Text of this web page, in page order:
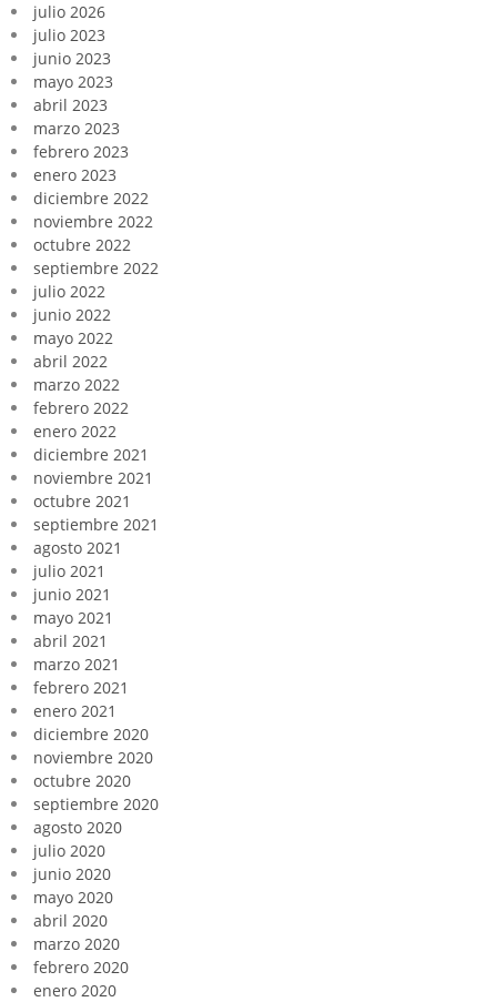
julio 2026
julio 2023
junio 2023
mayo 2023
abril 2023
marzo 2023
febrero 2023
enero 2023
diciembre 2022
noviembre 2022
octubre 2022
septiembre 2022
julio 2022
junio 2022
mayo 2022
abril 2022
marzo 2022
febrero 2022
enero 2022
diciembre 2021
noviembre 2021
octubre 2021
septiembre 2021
agosto 2021
julio 2021
junio 2021
mayo 2021
abril 2021
marzo 2021
febrero 2021
enero 2021
diciembre 2020
noviembre 2020
octubre 2020
septiembre 2020
agosto 2020
julio 2020
junio 2020
mayo 2020
abril 2020
marzo 2020
febrero 2020
enero 2020